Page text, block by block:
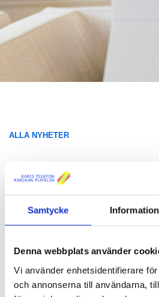
Samtycke Information
Denna webbplats använder
Vi använder enhetsidentifierare
och annonserna till användarna,
ALLA NYHETER
Besked om
har skickats ut